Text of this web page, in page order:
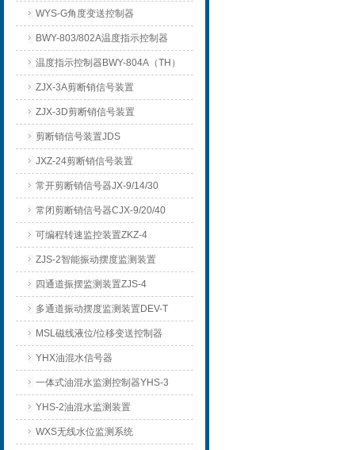
WYS-G角度变送控制器
BWY-803/802A温度指示控制器
温度指示控制器BWY-804A（TH）
ZJX-3A剪断销信号装置
ZJX-3D剪断销信号装置
剪断销信号装置JDS
JXZ-24剪断销信号装置
常开剪断销信号器JX-9/14/30
常闭剪断销信号器CJX-9/20/40
可编程转速监控装置ZKZ-4
ZJS-2智能振动摆度监测装置
四通道振摆监测装置ZJS-4
多通道振动摆度监测装置DEV-T
MSL磁线液位/位移变送控制器
YHX油混水信号器
一体式油混水监测控制器YHS-3
YHS-2油混水监测装置
WXS无线水位监测系统